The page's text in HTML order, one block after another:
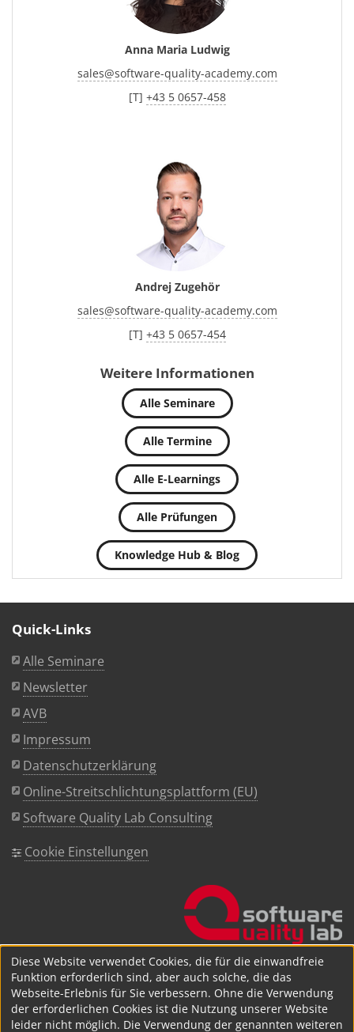
Anna Maria Ludwig
sales@software-quality-academy.com
[T] +43 5 0657-458
Andrej Zugehör
sales@software-quality-academy.com
[T] +43 5 0657-454
Weitere Informationen
Alle Seminare
Alle Termine
Alle E-Learnings
Alle Prüfungen
Knowledge Hub & Blog
Quick-Links
Alle Seminare
Newsletter
AVB
Impressum
Datenschutzerklärung
Online-Streitschlichtungsplattform (EU)
Software Quality Lab Consulting
Cookie Einstellungen
Diese Website verwendet Cookies, die für die einwandfreie
Funktion erforderlich sind, aber auch solche, die das
Webseite-Erlebnis für Sie verbessern. Ohne die Verwendung
der erforderlichen Cookies ist die Nutzung unserer Website
leider nicht möglich. Die Verwendung der genannten weiteren